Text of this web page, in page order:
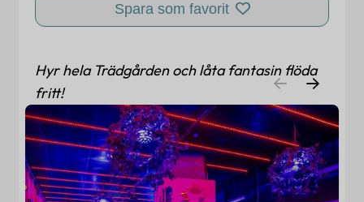
Spara som favorit
Hyr hela Trädgården och låta fantasin flöda
fritt!